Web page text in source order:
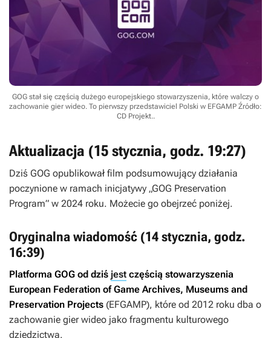
GOG stał się częścią dużego europejskiego stowarzyszenia, które walczy o
zachowanie gier wideo. To pierwszy przedstawiciel Polski w EFGAMP Źródło:
CD Projekt..
Aktualizacja (15 stycznia, godz. 19:27)
Dziś GOG opublikował film podsumowujący działania
poczynione w ramach inicjatywy „GOG Preservation
Program” w 2024 roku. Możecie go obejrzeć poniżej.
Oryginalna wiadomość (14 stycznia, godz.
16:39)
Platforma GOG od dziś jest częścią stowarzyszenia
European Federation of Game Archives, Museums and
Preservation Projects (EFGAMP), które od 2012 roku dba o
zachowanie gier wideo jako fragmentu kulturowego
dziedzictwa.